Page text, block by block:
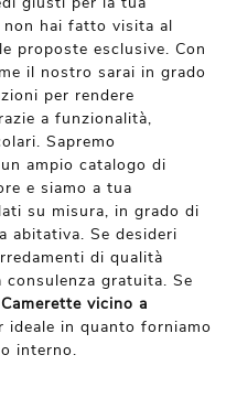
non hai fatto visita al
proposte esclusive. Con
il nostro sarai in grado
per rendere
a funzionalità,
Sapremo
ampio catalogo di
e siamo a tua
su misura, in grado di
abitativa. Se desideri
di qualità
gratuita. Se
vicino a
in quanto forniamo
interno.